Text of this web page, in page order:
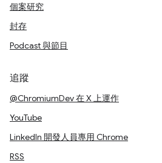
個案研究
封存
Podcast 與節目
追蹤
@ChromiumDev 在 X 上運作
YouTube
LinkedIn 開發人員專用 Chrome
RSS